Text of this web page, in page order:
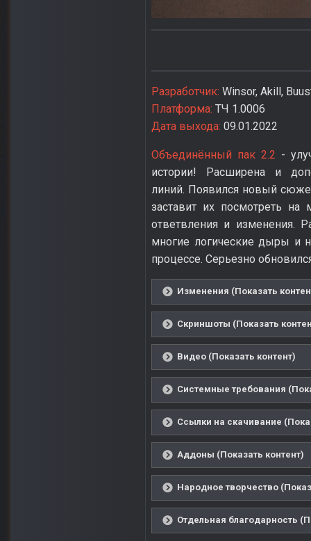
Разработчик: Winsor, Akill,
Платформа: ТЧ 1.0006
Дата выхода: 09.01.2022
Объединённый пак 2.2 -
истории! Расширена и
линий. Появился новый
заставит их посмотреть
ответвления и изменения.
многие логические дыры и
процессе. Серьезно
Изменения (Показать
Скриншоты (Показать
Видео (Показать контент)
Системные требования
Ссылки на скачивание
Аддоны (Показать контент)
Народное творчество
Отдельная благодарность